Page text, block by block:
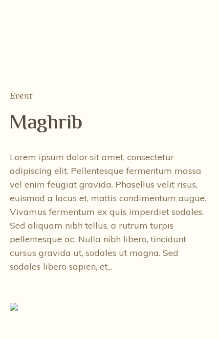
Event
Maghrib
Lorem ipsum dolor sit amet, consectetur
adipiscing elit. Pellentesque fermentum massa
vel enim feugiat gravida. Phasellus velit risus,
euismod a lacus et, mattis condimentum augue.
Vivamus fermentum ex quis imperdiet sodales.
Sed aliquam nibh tellus, a rutrum turpis
pellentesque ac. Nulla nibh libero, tincidunt
cursus gravida ut, sodales ut magna. Sed
sodales libero sapien, et...